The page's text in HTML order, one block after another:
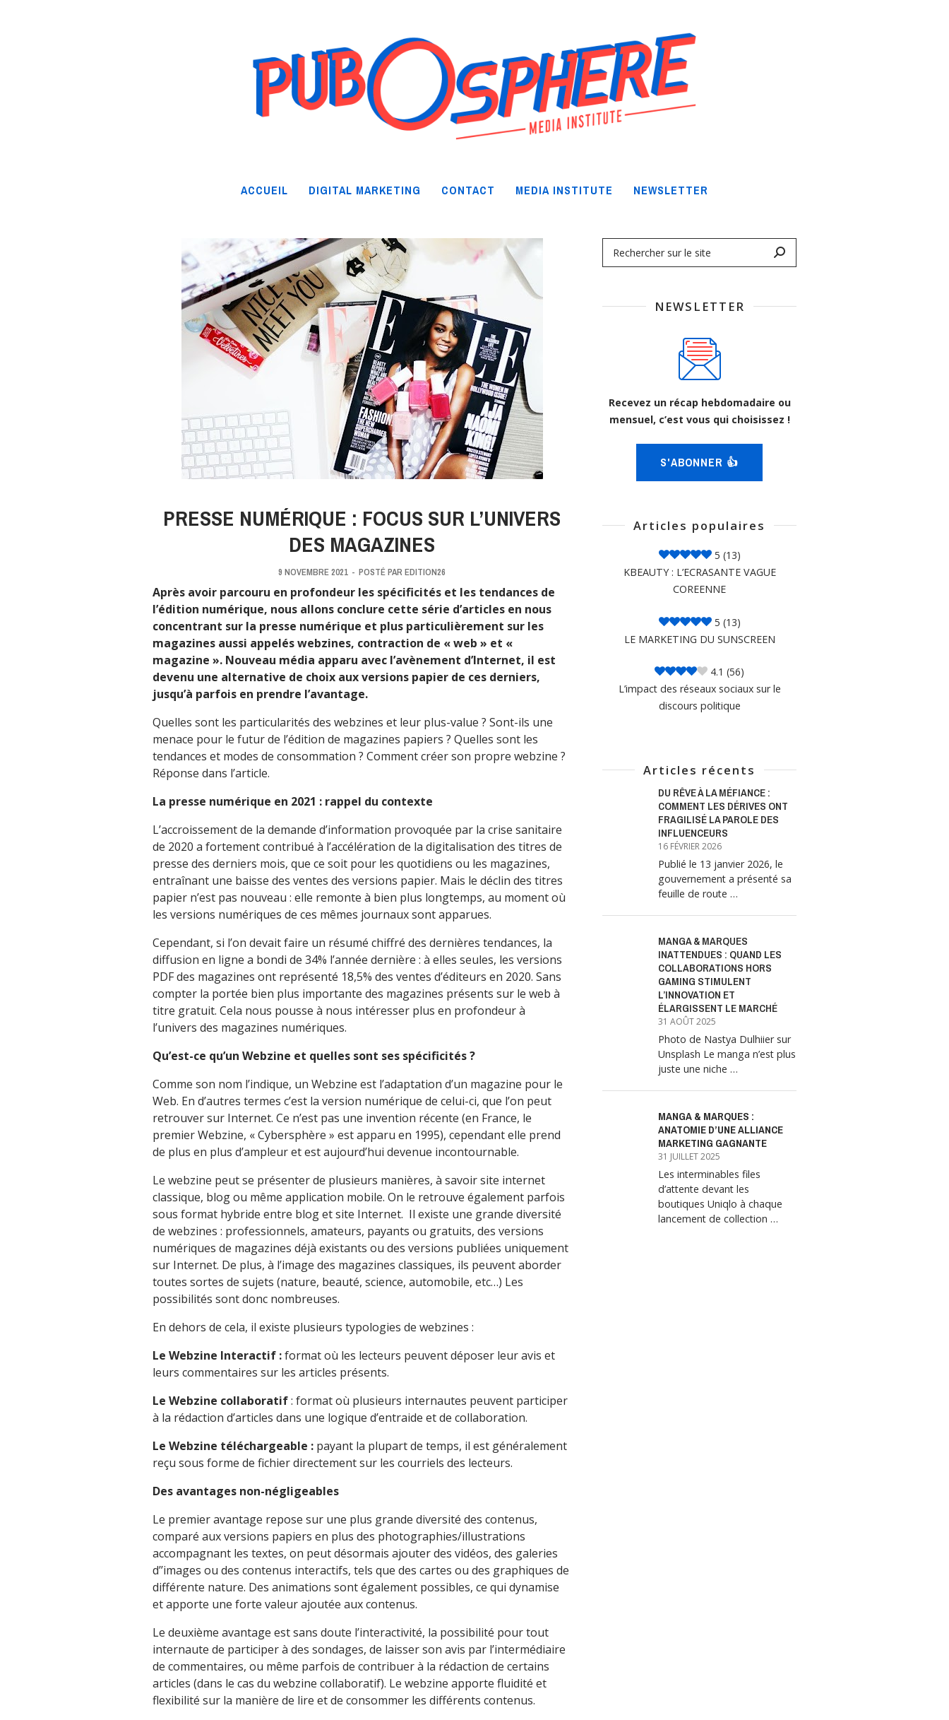
ACCUEIL DIGITAL MARKETING CONTACT MEDIA INSTITUTE NEWSLETTER
PRESSE NUMÉRIQUE : FOCUS SUR L’UNIVERS
DES MAGAZINES
9 NOVEMBRE 2021 - POSTÉ PAREDITION26
Après avoir parcouru en profondeur les spécificités et les tendances de
l’édition numérique, nous allons conclure cette série d’articles en nous
concentrant sur la presse numérique et plus particulièrement sur les
magazines aussi appelés webzines, contraction de « web » et «
magazine ». Nouveau média apparu avec l’avènement d’Internet, il est
devenu une alternative de choix aux versions papier de ces derniers,
jusqu’à parfois en prendre l’avantage.
Quelles sont les particularités des webzines et leur plus-value ? Sont-ils une
menace pour le futur de l’édition de magazines papiers ? Quelles sont les
tendances et modes de consommation ? Comment créer son propre webzine ?
Réponse dans l’article.
La presse numérique en 2021 : rappel du contexte
L’accroissement de la demande d’information provoquée par la crise sanitaire
de 2020 a fortement contribué à l’accélération de la digitalisation des titres de
presse des derniers mois, que ce soit pour les quotidiens ou les magazines,
entraînant une baisse des ventes des versions papier. Mais le déclin des titres
papier n’est pas nouveau : elle remonte à bien plus longtemps, au moment où
les versions numériques de ces mêmes journaux sont apparues.
Cependant, si l’on devait faire un résumé chiffré des dernières tendances, la
diffusion en ligne a bondi de 34% l’année dernière : à elles seules, les versions
PDF des magazines ont représenté 18,5% des ventes d’éditeurs en 2020. Sans
compter la portée bien plus importante des magazines présents sur le web à
titre gratuit. Cela nous pousse à nous intéresser plus en profondeur à
l’univers des magazines numériques.
Qu’est-ce qu’un Webzine et quelles sont ses spécificités ?
Comme son nom l’indique, un Webzine est l’adaptation d’un magazine pour le
Web. En d’autres termes c’est la version numérique de celui-ci, que l’on peut
retrouver sur Internet. Ce n’est pas une invention récente (en France, le
premier Webzine, « Cybersphère » est apparu en 1995), cependant elle prend
de plus en plus d’ampleur et est aujourd’hui devenue incontournable.
Le webzine peut se présenter de plusieurs manières, à savoir site internet
classique, blog ou même application mobile. On le retrouve également parfois
sous format hybride entre blog et site Internet. Il existe une grande diversité
de webzines : professionnels, amateurs, payants ou gratuits, des versions
numériques de magazines déjà existants ou des versions publiées uniquement
sur Internet. De plus, à l’image des magazines classiques, ils peuvent aborder
toutes sortes de sujets (nature, beauté, science, automobile, etc…) Les
possibilités sont donc nombreuses.
En dehors de cela, il existe plusieurs typologies de webzines :
Le Webzine Interactif :format où les lecteurs peuvent déposer leur avis et
leurs commentaires sur les articles présents.
Le Webzine collaboratif: format où plusieurs internautes peuvent participer
à la rédaction d’articles dans une logique d’entraide et de collaboration.
Le Webzine téléchargeable : payant la plupart de temps, il est généralement
reçu sous forme de fichier directement sur les courriels des lecteurs.
Des avantages non-négligeables
Le premier avantage repose sur une plus grande diversité des contenus,
comparé aux versions papiers en plus des photographies/illustrations
accompagnant les textes, on peut désormais ajouter des vidéos, des galeries
d’’images ou des contenus interactifs, tels que des cartes ou des graphiques de
différente nature. Des animations sont également possibles, ce qui dynamise
et apporte une forte valeur ajoutée aux contenus.
Le deuxième avantage est sans doute l’interactivité, la possibilité pour tout
internaute de participer à des sondages, de laisser son avis par l’intermédiaire
de commentaires, ou même parfois de contribuer à la rédaction de certains
articles (dans le cas du webzine collaboratif). Le webzine apporte fluidité et
flexibilité sur la manière de lire et de consommer les différents contenus.
NEWSLETTER
Recevez un récap hebdomadaire ou
mensuel, c’est vous qui choisissez !
S'ABONNER 👍
Articles populaires
5 (13)
KBEAUTY : L’ECRASANTE VAGUE
COREENNE
5 (13)
LE MARKETING DU SUNSCREEN
4.1 (56)
L’impact des réseaux sociaux sur le
discours politique
Articles récents
DU RÊVE À LA MÉFIANCE :
COMMENT LES DÉRIVES ONT
FRAGILISÉ LA PAROLE DES
INFLUENCEURS
16 FÉVRIER 2026
Publié le 13 janvier 2026, le
gouvernement a présenté sa
feuille de route …
MANGA & MARQUES
INATTENDUES : QUAND LES
COLLABORATIONS HORS
GAMING STIMULENT
L’INNOVATION ET
ÉLARGISSENT LE MARCHÉ
31 AOÛT 2025
Photo de Nastya Dulhiier sur
Unsplash Le manga n’est plus
juste une niche …
MANGA & MARQUES :
ANATOMIE D’UNE ALLIANCE
MARKETING GAGNANTE
31 JUILLET 2025
Les interminables files
d’attente devant les
boutiques Uniqlo à chaque
lancement de collection …